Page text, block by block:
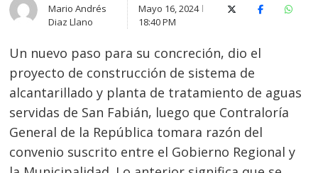
Mario Andrés
Diaz Llano
Mayo 16, 2024
18:40 PM
X (Twitter)Facebook
Un nuevo paso para su concreción, dio el
proyecto de construcción de sistema de
alcantarillado y planta de tratamiento de aguas
servidas de San Fabián, luego que Contraloría
General de la República tomara razón del
convenio suscrito entre el Gobierno Regional y